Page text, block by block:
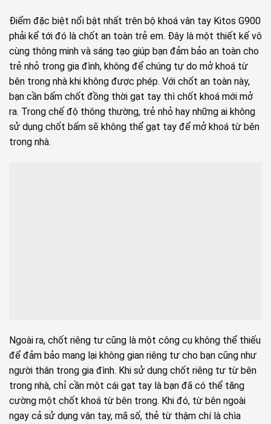
Điểm đặc biệt nổi bật nhất trên bộ khoá vân tay Kitos G900
phải kể tới đó là chốt an toàn trẻ em. Đây là một thiết kế vô
cùng thông minh và sáng tạo giúp bạn đảm bảo an toàn cho
trẻ nhỏ trong gia đình, không để chúng tự do mở khoá từ
bên trong nhà khi không được phép. Với chốt an toàn này,
bạn cần bấm chốt đồng thời gạt tay thì chốt khoá mới mở
ra. Trong chế độ thông thường, trẻ nhỏ hay những ai không
sử dụng chốt bấm sẽ không thể gạt tay để mở khoá từ bên
trong nhà.
Ngoài ra, chốt riêng tư cũng là một công cụ không thể thiếu
để đảm bảo mang lại không gian riêng tư cho bạn cũng như
người thân trong gia đình. Khi sử dụng chốt riêng tư từ bên
trong nhà, chỉ cần một cái gạt tay là bạn đã có thể tăng
cường một chốt khoá từ bên trong. Khi đó, từ bên ngoài
ngay cả sử dụng vân tay, mã số, thẻ từ thậm chí là chìa